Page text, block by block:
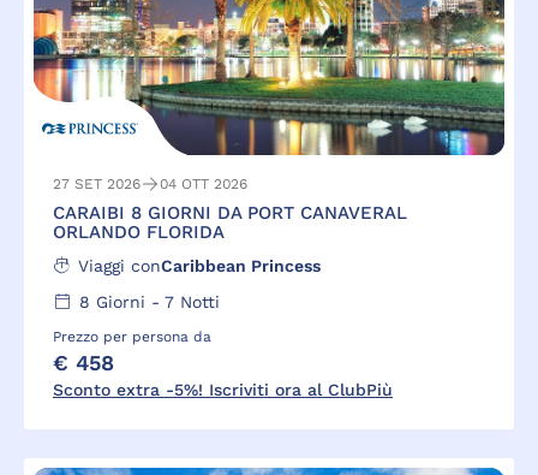
27 SET 2026 04 OTT 2026
CARAIBI 8 GIORNI DA PORT CANAVERAL
ORLANDO FLORIDA
Viaggi conCaribbean Princess
8 Giorni - 7Notti
Prezzo per persona da
€ 458
Sconto extra -5%! Iscriviti ora al ClubPiù